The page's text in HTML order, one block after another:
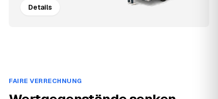
Details
FAIRE VERRECHNUNG